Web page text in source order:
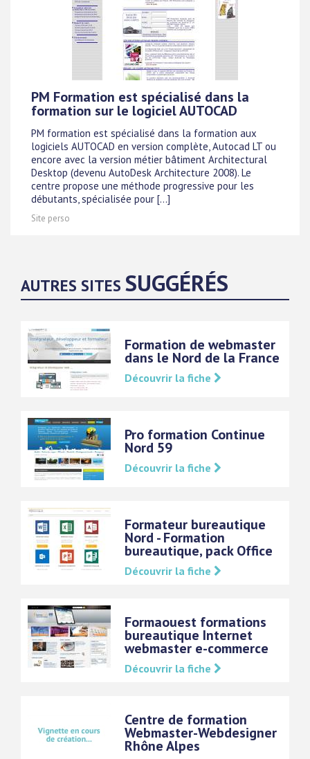
PM Formation est spécialisé dans la
formation sur le logiciel AUTOCAD
PM formation est spécialisé dans la formation aux
logiciels AUTOCAD en version complète, Autocad LT ou
encore avec la version métier bâtiment Architectural
Desktop (devenu AutoDesk Architecture 2008). Le
centre propose une méthode progressive pour les
débutants, spécialisée pour [...]
Site perso
AUTRES SITES SUGGÉRÉS
Formation de webmaster
dans le Nord de la France
Découvrir la fiche
Pro formation Continue
Nord 59
Découvrir la fiche
Formateur bureautique
Nord - Formation
bureautique, pack Office
Découvrir la fiche
Formaouest formations
bureautique Internet
webmaster e-commerce
Découvrir la fiche
Centre de formation
Webmaster-Webdesigner
Rhône Alpes